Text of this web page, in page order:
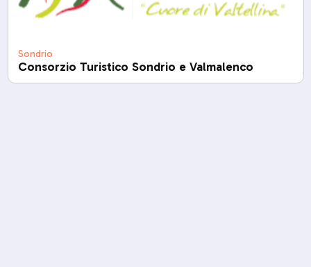
Sondrio
Consorzio Turistico Sondrio e Valmalenco